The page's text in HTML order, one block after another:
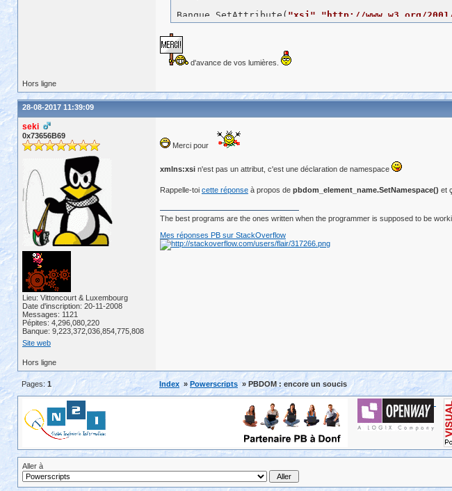
Banque.SetAttribute( "xsi" "http://www.w3.org/2001/
Banque.SetAttribute("VersionFGD", "4.00")
Banque.SetAttribute(
Banque.SetAttribute(
Banque.SetAttribute("TypeGarantie"
Banque.SetAttribute("NatureIntegration"
CATCH ( PBDOM_Exception pbde )
  MessageBox(
CATCH
( PBXRuntimeError re )
  MessageBox(
d'avance de vos lumières.
Hors ligne
28-08-2017 11:39:09
seki
0x73656B69
Lieu: Vittoncourt & Luxembourg
Date d'inscription: 20-11-2008
Messages: 1121
Pépites: 4,296,080,220
Banque: 9,223,372,036,854,775,808
Site web
Merci pour
xmlns:xsi n'est pas un attribut, c'est une déclaration de namespace
Rappelle-toi cette réponse à propos de pbdom_element_name.SetNamespace() et
The best programs are the ones written when the programmer is supposed to be
Mes réponses PB sur StackOverflow
Hors ligne
Pages: 1 Index » Powerscripts » PBDOM : encore un soucis
Aller à